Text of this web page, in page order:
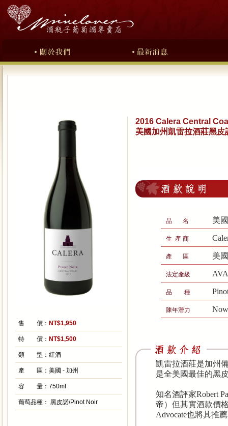
售 價： NT$1,950
特 價： NT$1,500
類 型： 紅酒
產 區： 美國 - 加州
容 量： 750ml
葡萄品種： 黑皮諾/Pinot Noir
2016 Calera Central
美國加州凱雷拉酒莊黑皮
品 名 美
生 產 商
產 區 美
法定產級
品 種
陳年潛力
凱雷拉酒莊是加州
是全美國最佳的黑
知名酒評家Robert
帝）但其實酒款價
Advocate也將其推